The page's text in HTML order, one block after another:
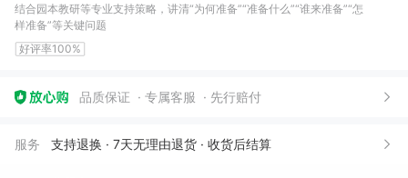
结合园本教研等专业支持策略，讲清“为何准备”“准备什么”“谁来准备”“怎
样准备”等关键问题
好评率100%
品质保证 专属客服 先行赔付
服务 支持退换 · 7天无理由退货 · 收货后结算
叶**? 07月07日买了1件